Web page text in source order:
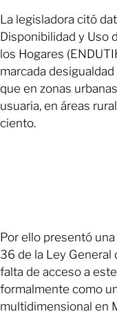
La legisladora citó
Disponibilidad y Uso
los Hogares
marcada
que en zonas
usuaria, en áreas
ciento.
Por ello presentó
36 de la Ley General
falta de acceso a
formalmente como
multidimensional en